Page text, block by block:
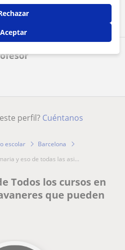
ahora
perfil? Cuéntanos
escolar
Barcelona
y eso de todas las asi...
Todos los cursos en
que pueden
Aceptar